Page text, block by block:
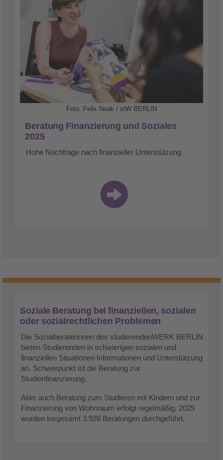
Foto: Felix Noak / stW BERLIN
Beratung Finanzierung und Soziales
2025
Hohe Nachfrage nach finanzieller Unterstützung
Soziale Beratung bei finanziellen, sozialen
oder sozialrechtlichen Problemen
Die Sozialberaterinnen des studierendenWERK BERLIN
bieten Studierenden in schwierigen sozialen und
finanziellen Situationen Informationen und Unterstützung
an. Schwerpunkt ist die Beratung zur
Studienfinanzierung.
Aber auch Beratung zum Studieren mit Kindern und zur
Finanzierung von Wohnraum erfolgt regelmäßig. 2025
wurden insgesamt 3.928 Beratungen durchgeführt.